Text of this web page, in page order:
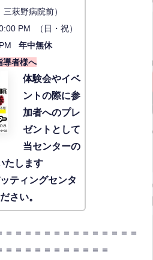
萩野病院前）
PM （日・祝）
年中無休
導者様へ
体験会やイベ
ントの際に参
加者へのプレ
ゼントとして
当センターの
たします
ティングセンタ
さい。
＝＝＝＝＝＝＝＝＝＝＝＝＝＝
＝＝＝＝＝＝＝＝＝＝＝